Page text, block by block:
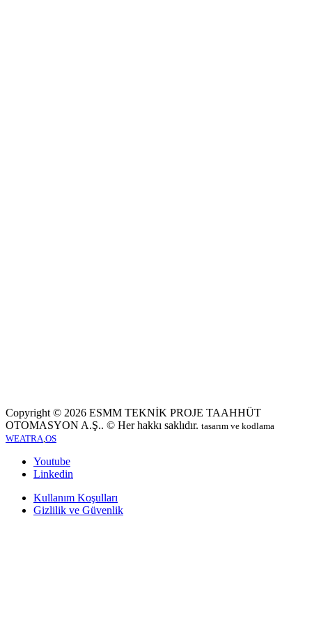
Copyright © 2026 ESMM TEKNİK PROJE TAAHHÜT
OTOMASYON A.Ş.. © Her hakkı saklıdır. tasarım ve kodlama
WEATRA,OS
Youtube
Linkedin
Kullanım Koşulları
Gizlilik ve Güvenlik